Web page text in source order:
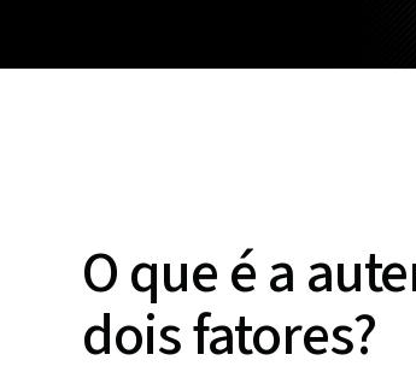
O que é a
dois fatores?